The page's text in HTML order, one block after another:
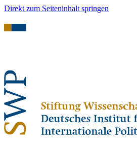
Direkt zum Seiteninhalt springen